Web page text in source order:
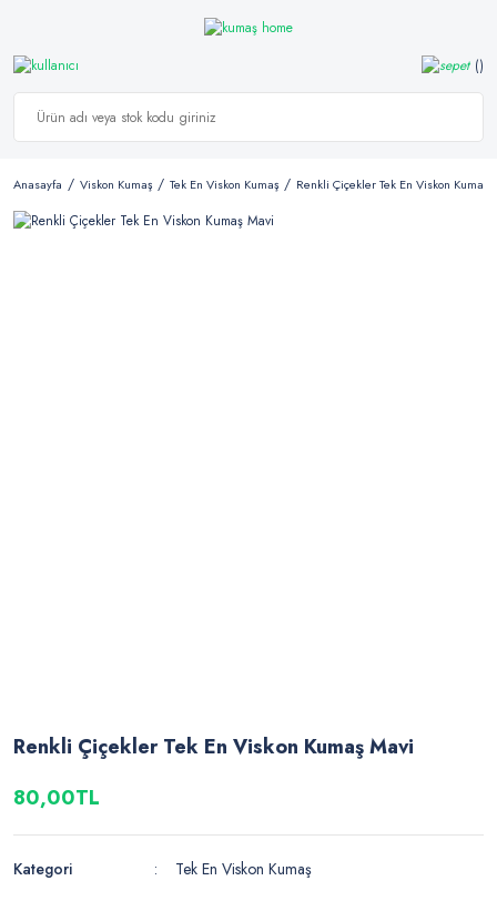
Anasayfa Viskon Kumaş Tek En Viskon Kumaş Renkli Çiçekler Tek En Viskon Kumaş
Renkli Çiçekler Tek En Viskon Kumaş Mavi
80,00TL
Kategori
Tek En Viskon Kumaş